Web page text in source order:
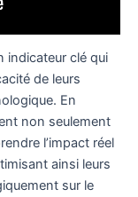
indicateur clé qui
de leurs
En
non seulement
l’impact réel
ainsi leurs
sur le